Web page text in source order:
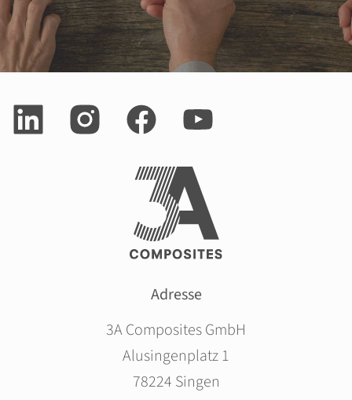
Adresse
3A Composites GmbH
Alusingenplatz 1
78224 Singen